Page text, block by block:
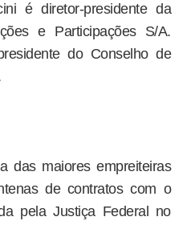
é diretor-presidente da
e Participações S/A.
do Conselho de
das maiores empreiteiras
de contratos com o
pela Justiça Federal no